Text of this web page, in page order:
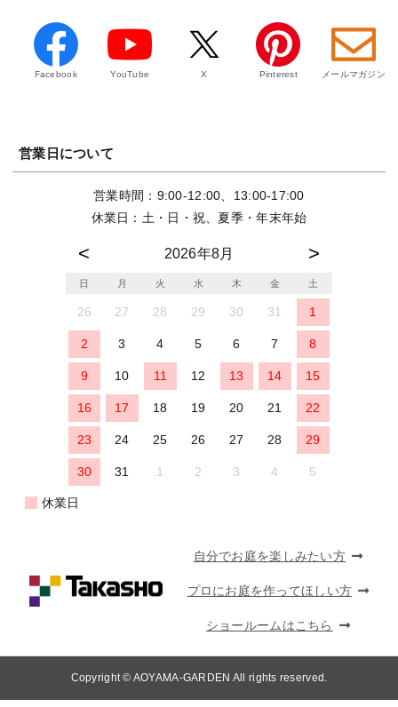
Facebook YouTube X Pinterest メールマガジン
営業日について
営業時間：9:00-12:00、13:00-17:00
休業日：土・日・祝、夏季・年末年始
2026年8月
日 月 火 水 木 金 土
26 27 28 29 30 31 1
2 3 4 5 6 7 8
9 10 11 12 13 14 15
16 17 18 19 20 21 22
23 24 25 26 27 28 29
30 31 1 2 3 4 5
休業日
自分でお庭を楽しみたい方
プロにお庭を作ってほしい方
ショールームはこちら
Copyright © AOYAMA-GARDEN All rights reserved.